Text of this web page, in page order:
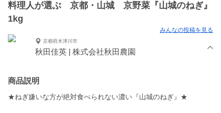
料理人が選ぶ 京都・山城 京野菜『山城のねぎ』
1kg
みんなの投稿を見る
京都府木津川市
秋田佳英 | 株式会社秋田農園
商品説明
★ねぎ嫌いな方が絶対食べられない濃い『山城のねぎ』★